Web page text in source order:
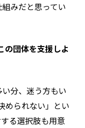
みだと思ってい
の団体を支援しよ
分、迷う方もい
められない」とい
る選択肢も用意